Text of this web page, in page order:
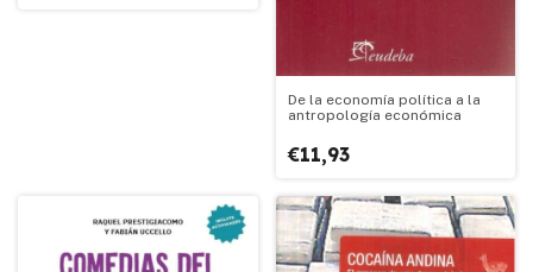
De la economía política a la
antropología económica
€11,93